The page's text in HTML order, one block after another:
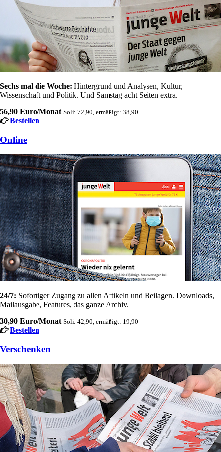
Sechs mal die Woche: Hintergrund und Analysen, Kultur,
Wissenschaft und Politik. Und Samstag acht Seiten extra.
56,90 Euro/Monat Soli: 72,90, ermäßigt: 38,90
Bestellen
Online
24/7: Sofortiger Zugang zu allen Artikeln und Beilagen. Downloads,
Mailausgabe, Features, das ganze Archiv.
30,90 Euro/Monat Soli: 42,90, ermäßigt: 19,90
Bestellen
Verschenken